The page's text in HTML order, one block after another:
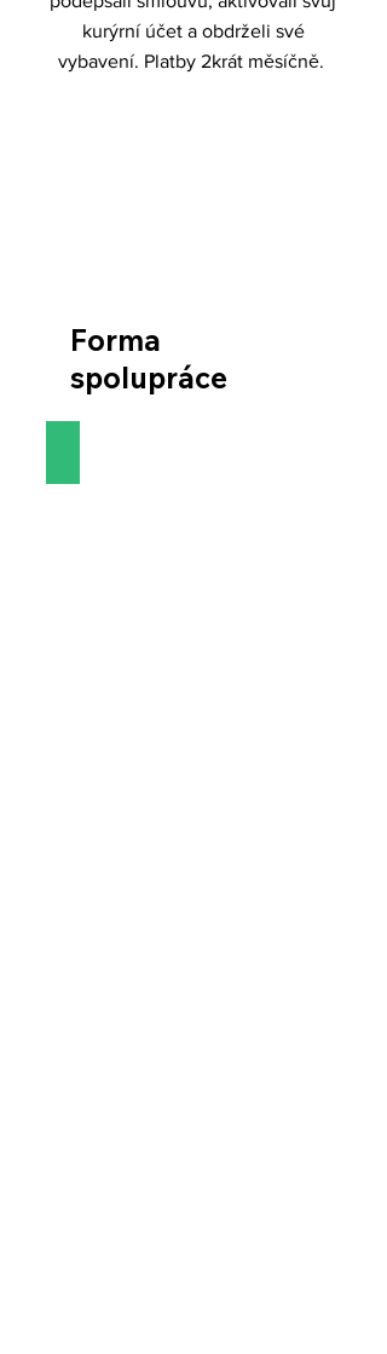
kurýrní účet a obdrželi své
vybavení. Platby 2krát měsíčně.
Forma
spolupráce